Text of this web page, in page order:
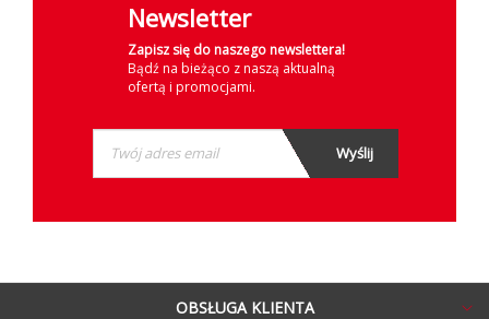
Newsletter
Zapisz się do naszego newslettera!
Bądź na bieżąco z naszą aktualną
ofertą i promocjami.
OBSŁUGA KLIENTA